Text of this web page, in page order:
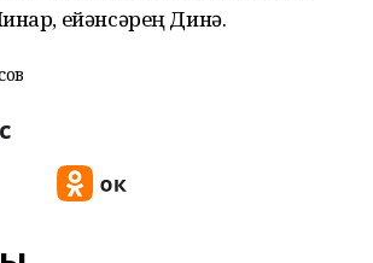
ейәнсәрең Динә.